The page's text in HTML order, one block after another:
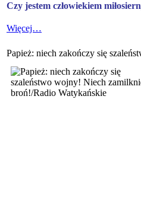
Czy jestem człowiekiem
Więcej…
Papież: niech zakończy się